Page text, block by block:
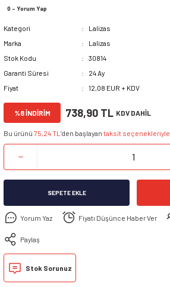
0 - Yorum Yap
Kategori
Lalizas
Marka
Lalizas
Stok Kodu
30814
Garanti Süresi
24 Ay
Fiyat
12,08 EUR + KDV
%8 İNDİRİM 738,90 TL KDV DAHİL
Bu ürünü 75,24 TL ’den başlayan taksit seçenekleriyle
SEPETE EKLE
Yorum Yaz Fiyatı Düşünce Haber Ver
Paylaş
Stok Sorunuz